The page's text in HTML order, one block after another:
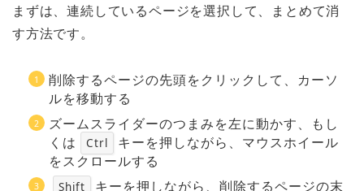
まずは、連続しているページを選択して、まとめて消
す方法です。
削除するページの先頭をクリックして、カーソ
ルを移動する
ズームスライダーのつまみを左に動かす、もし
くは
Ctrl
キーを押しながら、マウスホイール
をスクロールする
Shift キーを押しながら、削除するページの末